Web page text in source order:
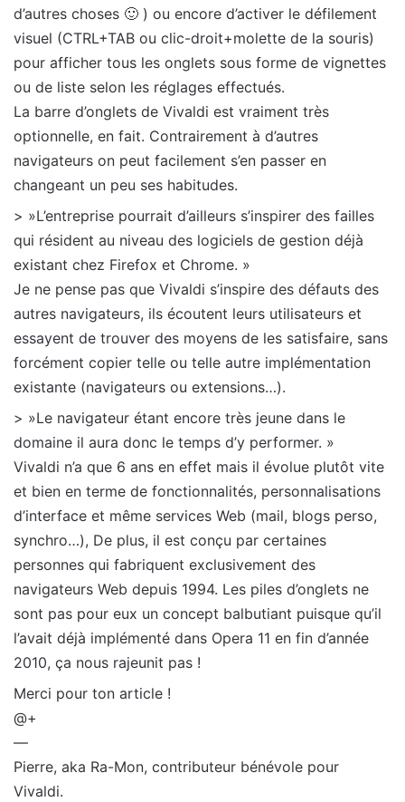
d’autres choses 🙂 ) ou encore d’activer le défilement
visuel (CTRL+TAB ou clic-droit+molette de la souris)
pour afficher tous les onglets sous forme de vignettes
ou de liste selon les réglages effectués.
La barre d’onglets de Vivaldi est vraiment très
optionnelle, en fait. Contrairement à d’autres
navigateurs on peut facilement s’en passer en
changeant un peu ses habitudes.
> »L’entreprise pourrait d’ailleurs s’inspirer des failles
qui résident au niveau des logiciels de gestion déjà
existant chez Firefox et Chrome. »
Je ne pense pas que Vivaldi s’inspire des défauts des
autres navigateurs, ils écoutent leurs utilisateurs et
essayent de trouver des moyens de les satisfaire, sans
forcément copier telle ou telle autre implémentation
existante (navigateurs ou extensions…).
> »Le navigateur étant encore très jeune dans le
domaine il aura donc le temps d’y performer. »
Vivaldi n’a que 6 ans en effet mais il évolue plutôt vite
et bien en terme de fonctionnalités, personnalisations
d’interface et même services Web (mail, blogs perso,
synchro…), De plus, il est conçu par certaines
personnes qui fabriquent exclusivement des
navigateurs Web depuis 1994. Les piles d’onglets ne
sont pas pour eux un concept balbutiant puisque qu’il
l’avait déjà implémenté dans Opera 11 en fin d’année
2010, ça nous rajeunit pas !
Merci pour ton article !
@+
—
Pierre, aka Ra-Mon, contributeur bénévole pour
Vivaldi.